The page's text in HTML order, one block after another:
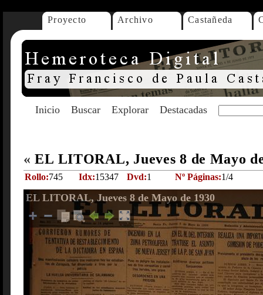
Proyecto Archivo Castañeda
Inicio Buscar Explorar Destacadas
« EL LITORAL, Jueves 8 de Mayo
Rollo:745 Idx:15347 Dvd:1 Nº Páginas:1/4
EL LITORAL, Jueves 8 de Mayo de 1930